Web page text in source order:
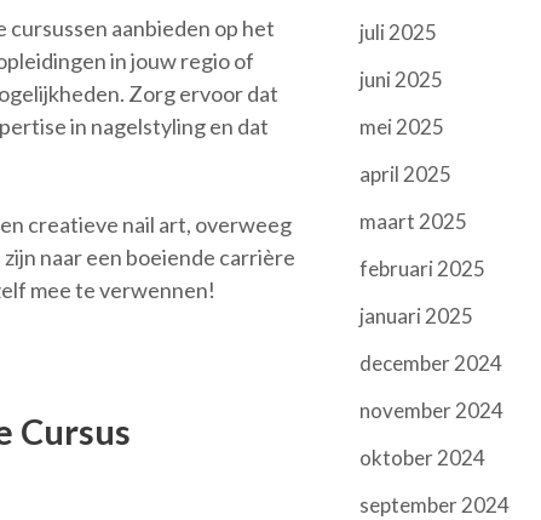
aanbieden op het
in jouw regio of
Zorg ervoor dat
in nagelstyling en dat
creatieve nail art, overweeg
naar een boeiende carrière
mee te verwennen!
Cursus
juli 2025
juni 2025
mei 2025
april 2025
maart 2025
februari 2025
januari 2025
december 2024
november 2024
oktober 2024
september 2024